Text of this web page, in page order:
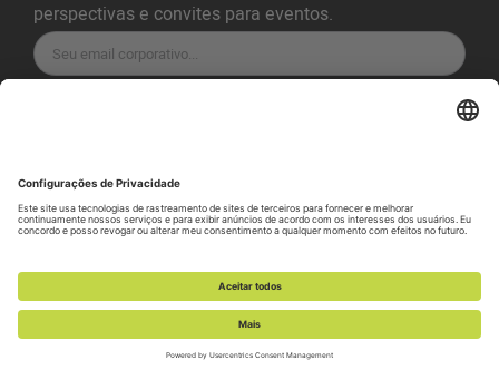
perspectivas e convites para eventos.
Política de Privacidade
Política de Cookies
Preferência de cookies
Política de divulgação de vulnerabilidade